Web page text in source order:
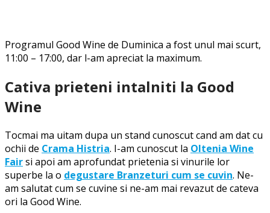
Programul Good Wine de Duminica a fost unul mai scurt,
11:00 – 17:00, dar l-am apreciat la maximum.
Cativa prieteni intalniti la Good
Wine
Tocmai ma uitam dupa un stand cunoscut cand am dat cu
ochii de Crama Histria. I-am cunoscut la Oltenia Wine
Fairsi apoi am aprofundat prietenia si vinurile lor
superbe la o degustare Branzeturi cum se cuvin. Ne-
am salutat cum se cuvine si ne-am mai revazut de cateva
ori la Good Wine.